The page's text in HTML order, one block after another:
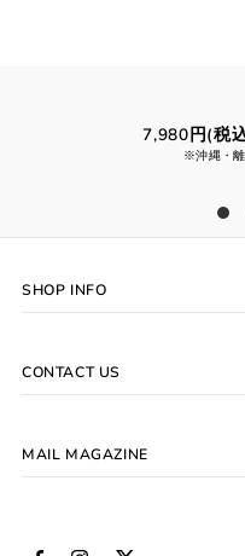
7,980円(税
※沖縄・
SHOP INFO
CONTACT US
MAIL MAGAZINE